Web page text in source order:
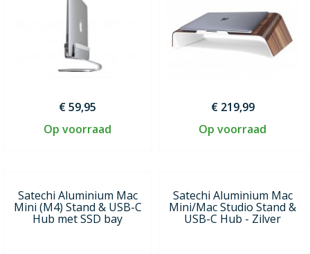
€ 59,95
Op voorraad
€ 219,99
Op voorraad
Satechi Aluminium Mac
Mini (M4) Stand & USB-C
Hub met SSD bay
Satechi Aluminium Mac
Mini/Mac Studio Stand &
USB-C Hub - Zilver